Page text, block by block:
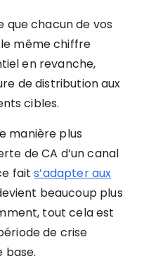
que chacun de vos
même chiffre
en revanche,
de distribution aux
cibles.
manière plus
de CA d’un canal
faits’adapter aux
beaucoup plus
tout cela est
de crise
base.